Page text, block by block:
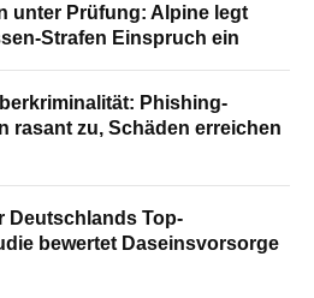
unter Prüfung: Alpine legt
Strafen Einspruch ein
Phishing-
rasant zu, Schäden erreichen
Deutschlands Top-
bewertet Daseinsvorsorge